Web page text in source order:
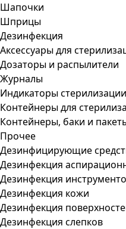
Шапочки
Шприцы
Дезинфекция
Аксессуары для
Дозаторы и распылители
Журналы
Индикаторы стерилизации
Контейнеры для
Контейнеры, баки и
Прочее
Дезинфицирующие
Дезинфекция
Дезинфекция
Дезинфекция кожи
Дезинфекция
Дезинфекция слепков